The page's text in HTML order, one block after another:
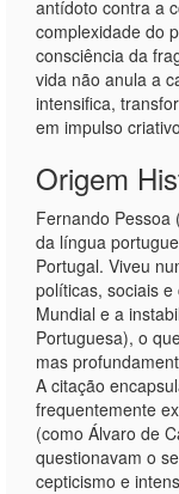
antídoto contra a
complexidade do
consciência da
vida não anula a
intensifica,
em impulso
Origem
Fernando Pessoa
da língua
Portugal. Viveu
políticas, sociais
Mundial e a
Portuguesa), o
mas
A citação
frequentemente
(como Álvaro de
questionavam o
cepticismo e